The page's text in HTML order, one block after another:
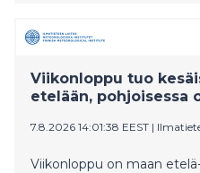
lastensuojelun avo-, sijais-
olevien lasten ja nuorten
sekä heidän perheidensä
saavutettavia tukitoimia ja
paikallisesti lapsia ja nuoria
Viikonloppu tuo
etelään, pohjoisessa
7.8.2026 14:01:38 EEST |
Viikonloppu on maan